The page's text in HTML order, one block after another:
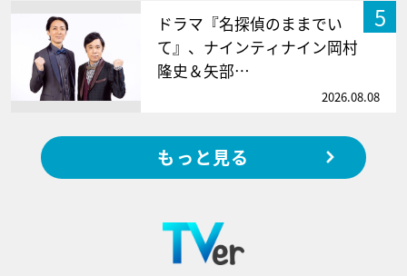
5
ドラマ『名探偵のままでい
て』、ナインティナイン岡村
隆史＆矢部…
2026.08.08
もっと見る